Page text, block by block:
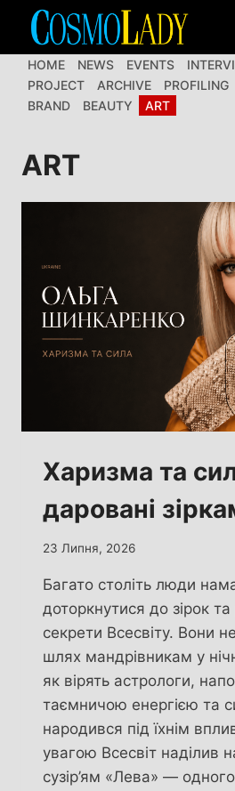
Перейти
вмістуHOME NEWS EVENTS
PROJECT
ARCHIVE PROFILING
BRAND
BEAUTY ART
ART
Харизма та
даровані
23 Липня, 2026
Багато століть люди
доторкнутися до зірок та
секрети Всесвіту. Вони
шлях мандрівникам у
як вірять астрологи,
таємничою енергією та
народився під їхнім
увагою Всесвіт наділив
сузір’ям «Лева» —